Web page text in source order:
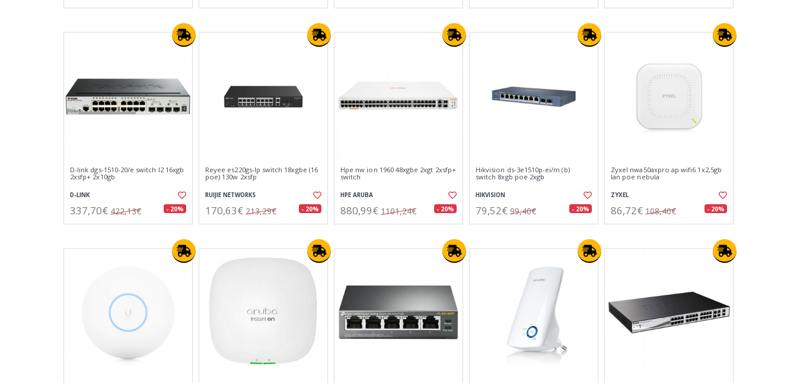
D-link dgs-1510-20/e switch l2 16xgb
2xsfp+ 2x10gb
D-LINK
337,70€ 422,13€ - 20%
Reyee es220gs-lp switch 18xgbe (16
poe) 130w 2xsfp
RUIJIE NETWORKS
170,63€ 213,29€ - 20%
Hpe nw ion 1960 48xgbe 2xgt 2xsfp+
switch
HPE ARUBA
880,99€ 1101,24€ - 20%
Hikvision ds-3e1510p-ei/m (b)
switch 8xgb poe 2xgb
HIKVISION
79,52€ 99,40€ - 20%
Zyxel nwa50axpro ap wifi6 1x2,5gb
lan poe nebula
ZYXEL
86,72€ 108,40€ - 20%